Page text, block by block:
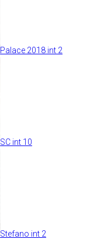
Palace 2018 int 2
SC int 10
Stefano int 2